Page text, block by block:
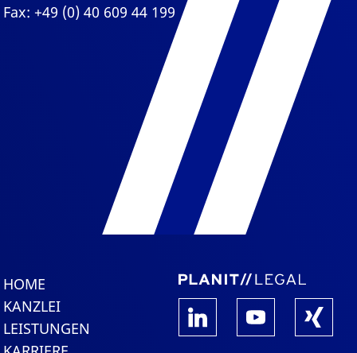
Fax: +49 (0) 40 609 44 199
HOME
KANZLEI
LEISTUNGEN